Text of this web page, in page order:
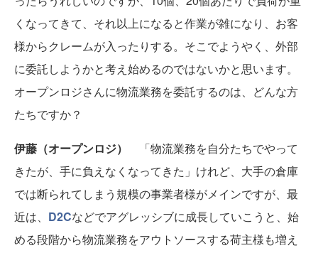
くなってきて、それ以上になると作業が雑になり、お客
様からクレームが入ったりする。そこでようやく、外部
に委託しようかと考え始めるのではないかと思います。
オープンロジさんに物流業務を委託するのは、どんな方
たちですか？
伊藤（オープンロジ）
「物流業務を自分たちでやって
きたが、手に負えなくなってきた」けれど、大手の倉庫
では断られてしまう規模の事業者様がメインですが、最
近は、 D2Cなどでアグレッシブに成長していこうと、始
める段階から物流業務をアウトソースする荷主様も増え